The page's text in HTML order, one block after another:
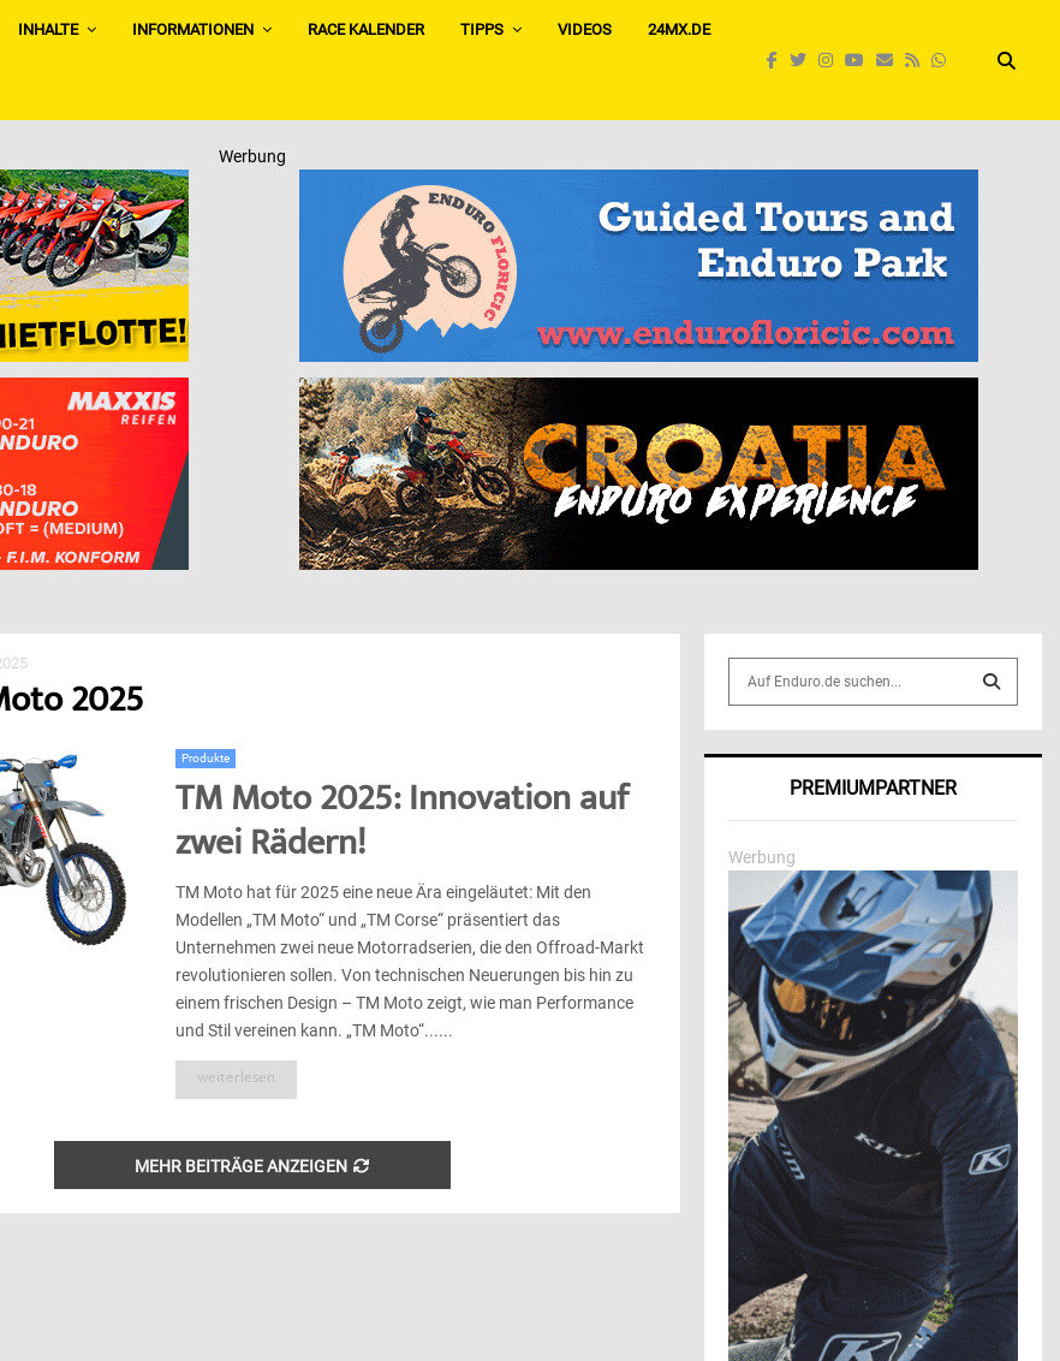
INHALTE INFORMATIONEN RACE KALENDER TIPPS VIDEOS 24MX.DE
Werbung
2025
Produkte
TM Moto 2025: Innovation auf
zwei Rädern!
TM Moto hat für 2025 eine neue Ära eingeläutet: Mit den
Modellen „TM Moto“ und „TM Corse“ präsentiert das
Unternehmen zwei neue Motorradserien, die den Offroad-Markt
revolutionieren sollen. Von technischen Neuerungen bis hin zu
einem frischen Design – TM Moto zeigt, wie man Performance
und Stil vereinen kann. „TM Moto“......
weiterlesen
MEHR BEITRÄGE ANZEIGEN
o
r
S
R
C
PREMIUMPARTNER
Werbung